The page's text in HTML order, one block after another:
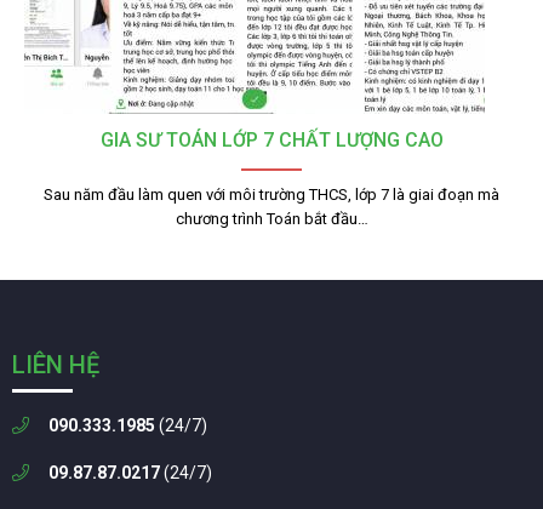
GIA SƯ TOÁN LỚP 7 CHẤT LƯỢNG CAO
Sau năm đầu làm quen với môi trường THCS, lớp 7 là giai đoạn mà
chương trình Toán bắt đầu…
LIÊN HỆ
090.333.1985 (24/7)
09.87.87.0217(24/7)